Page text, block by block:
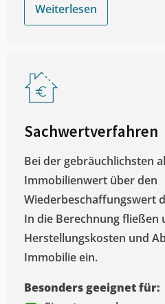
Weiterlesen
Sachwertverfahren
Bei der gebräuchlichsten
Immobilienwert über den
Wiederbeschaffungswert
In die Berechnung fließen
Herstellungskosten und
Immobilie ein.
Besonders geeignet für: